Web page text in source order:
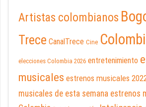
Artistas colombianos
Trece CanalTrece Cine
elecciones Colombia 2026 entretenimiento
musicales estrenos musicales
musicales de esta semana estrenos